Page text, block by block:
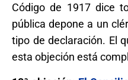
Código de 1917 dice
pública depone a un
tipo de declaración. El
esta objeción está